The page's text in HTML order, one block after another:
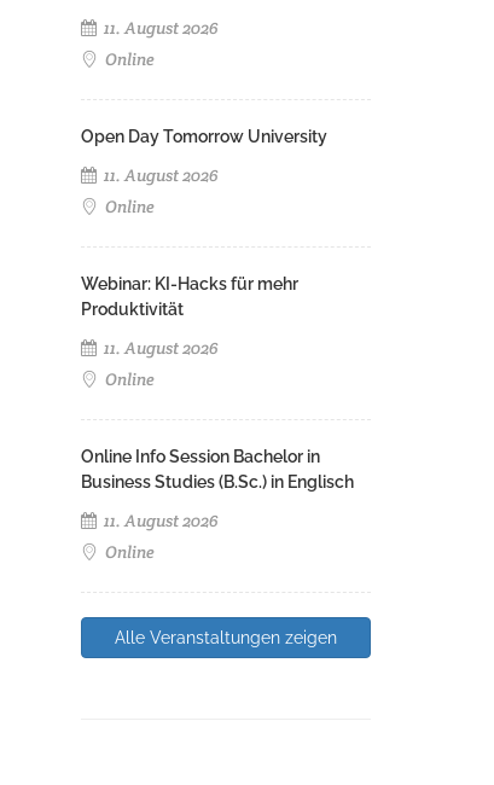
11. August 2026
Online
Open Day Tomorrow University
11. August 2026
Online
Webinar: KI-Hacks für mehr
Produktivität
11. August 2026
Online
Online Info Session Bachelor in
Business Studies (B.Sc.) in Englisch
11. August 2026
Online
Alle Veranstaltungen zeigen